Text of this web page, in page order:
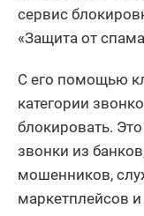
сервис
«Защита от
С его помощью
категории
блокировать.
звонки из
мошенников,
маркетплейсов и